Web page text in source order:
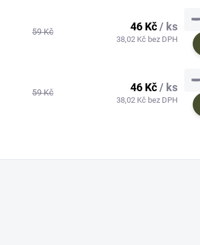
59 Kč 46 Kč/ ks
38,02 Kč bez DPH
−
59 Kč 46 Kč/ ks
38,02 Kč bez DPH
−